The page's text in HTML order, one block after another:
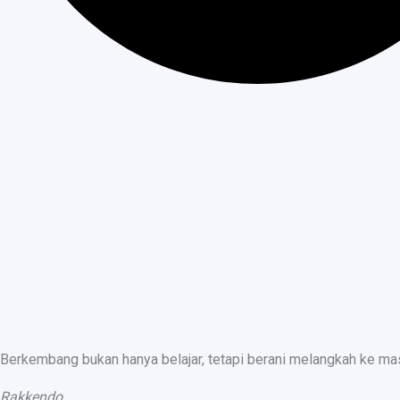
Berkembang bukan hanya belajar, tetapi berani melangkah ke